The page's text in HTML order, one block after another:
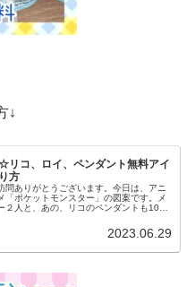
↓
リコ、ロイ、ペンダント無料アイ
方
問ありがとうございます。今日は、アニ
「ポケットモンスター」の図案です。メ
２人と、あの、リコのペンダントも100
2023.06.29